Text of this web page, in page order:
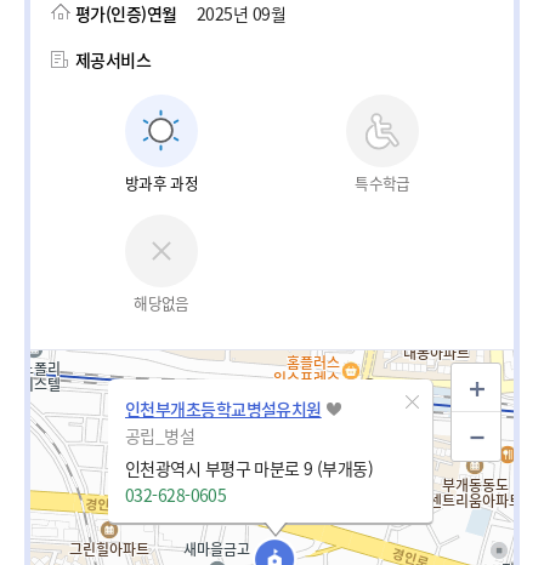
평가(인증)연월
2025년 09월
제공서비스
방과후 과정 특수학급
해당없음
인천부개초등학교병설유치원
공립_병설
인천광역시 부평구 마분로 9 (부개동)
032-628-0605